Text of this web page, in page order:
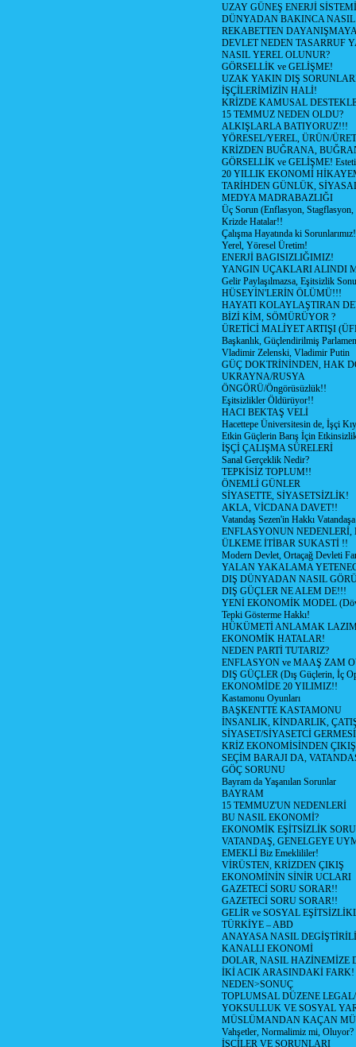
UZAY GÜNEŞ ENERJİ SİSTEMİ
DÜNYADAN BAKINCA
REKABETTEN
DEVLET NEDEN TASARRUF
NASIL YEREL OLUNUR?
GÖRSELLİK ve GELİŞME!
UZAK YAKIN DIŞ
İŞÇİLERİMİZİN HALİ!
KRİZDE KAMUSAL
15 TEMMUZ NEDEN OLDU?
ALKIŞLARLA BATIYORUZ!!!
YÖRESEL/YEREL, ÜRÜN/
KRİZDEN BUĞRANA,
GÖRSELLİK ve GELİŞME!
20 YILLIK EKONOMİ
TARİHDEN GÜNLÜK,
MEDYA MADRABAZLIĞI
Üç Sorun (Enflasyon, Stagflasyon,
Krizde Hatalar!!
Çalışma Hayatında ki
Yerel, Yöresel Üretim!
ENERJİ BAGISIZLIĞIMIZ!
YANGIN UÇAKLARI ALINDI
Gelir Paylaşılmazsa, Eşitsizlik
HÜSEYİN'LERİN ÖLÜMÜ!!!
HAYATI KOLAYLAŞTIRAN
BİZİ KİM, SÖMÜRÜYOR ?
ÜRETİCİ MALİYET ARTIŞI
Başkanlık, Güçlendirilmiş
Vladimir Zelenski, Vladimir Putin
GÜÇ DOKTRİNİNDEN, HAK
UKRAYNA/RUSYA
ÖNGÖRÜ/Öngörüsüzlük!!
Eşitsizlikler Öldürüyor!!
HACI BEKTAŞ VELİ
Hacettepe Üniversitesin de, İşçi
Etkin Güçlerin Barış İçin
İŞÇİ ÇALIŞMA SÜRELERİ
Sanal Gerçeklik Nedir?
TEPKİSİZ TOPLUM!!
ÖNEMLİ GÜNLER
SİYASETTE, SİYASETSİZLİK!
AKLA, VİCDANA DAVET!!
Vatandaş Sezen'in Hakkı
ENFLASYONUN NEDENLERİ,
ÜLKEME İTİBAR SUKASTİ !!
Modern Devlet, Ortaçağ Devleti
YALAN YAKALAMA
DIŞ DÜNYADAN NASIL
DIŞ GÜÇLER NE ALEM DE!!!
YENİ EKONOMİK MODEL
Tepki Gösterme Hakkı!
HÜKÜMETİ ANLAMAK
EKONOMİK HATALAR!
NEDEN PARTİ TUTARIZ?
ENFLASYON ve MAAŞ ZAM
DIŞ GÜÇLER (Dış Güçlerin, İç
EKONOMİDE 20 YILIMIZ!!
Kastamonu Oyunları
BAŞKENTTE KASTAMONU
İNSANLIK, KİNDARLIK,
SİYASET/SİYASETCİ
KRİZ EKONOMİSİNDEN ÇIKIŞ
SEÇİM BARAJI DA,
GÖÇ SORUNU
Bayram da Yaşanılan Sorunlar
BAYRAM
15 TEMMUZ'UN NEDENLERİ
BU NASIL EKONOMİ?
EKONOMİK EŞİTSİZLİK
VATANDAŞ, GENELGEYE
EMEKLİ Biz Emeklililer!
VİRÜSTEN, KRİZDEN ÇIKIŞ
EKONOMİNİN SİNİR UCLARI
GAZETECİ SORU SORAR!!
GAZETECİ SORU SORAR!!
GELİR ve SOSYAL
TÜRKİYE – ABD
ANAYASA NASIL
KANALLI EKONOMİ
DOLAR, NASIL HAZİNEMİZE
İKİ ACIK ARASINDAKİ FARK!
NEDEN>SONUÇ
TOPLUMSAL DÜZENE
YOKSULLUK VE SOSYAL
MÜSLÜMANDAN KAÇAN
Vahşetler, Normalimiz mi, Oluyor?
İŞÇİLER VE SORUNLARI